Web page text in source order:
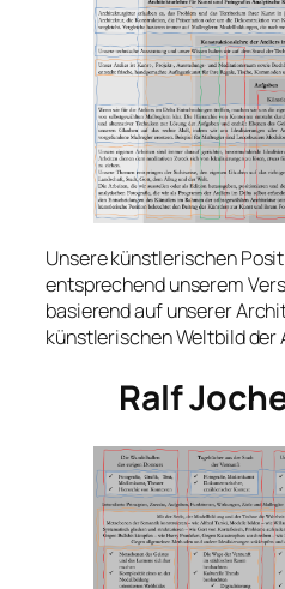
Unsere künstlerischen
entsprechend unserem
basierend auf unserer
künstlerischen Weltbild der
Ralf